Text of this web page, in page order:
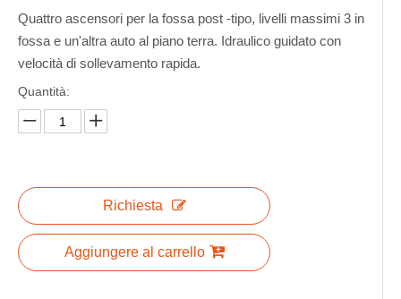
Quattro ascensori per la fossa post -tipo, livelli massimi 3 in
fossa e un'altra auto al piano terra. Idraulico guidato con
velocità di sollevamento rapida.
Quantità:
Richiesta
Aggiungere al carrello